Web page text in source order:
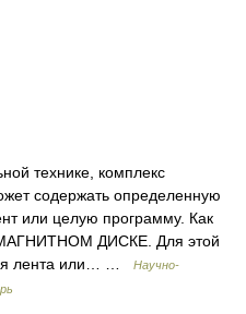
технике, комплекс
содержать определенную
или целую программу. Как
ДИСКЕ. Для этой
лента или… …
Научно-